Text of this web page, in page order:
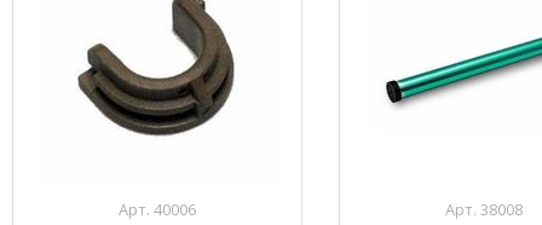
Арт. 40006
Арт. 38008